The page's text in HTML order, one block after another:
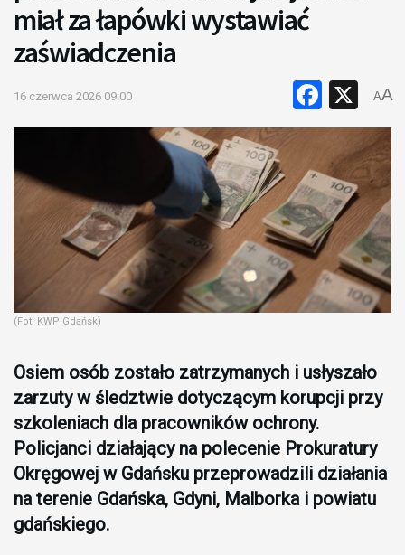
miał za łapówki wystawiać
zaświadczenia
16 czerwca 2026 09:00 X
AA
(Fot. KWP Gdańsk)
Osiem osób zostało zatrzymanych i usłyszało
zarzuty w śledztwie dotyczącym korupcji przy
szkoleniach dla pracowników ochrony.
Policjanci działający na polecenie Prokuratury
Okręgowej w Gdańsku przeprowadzili działania
na terenie Gdańska, Gdyni, Malborka i powiatu
gdańskiego.